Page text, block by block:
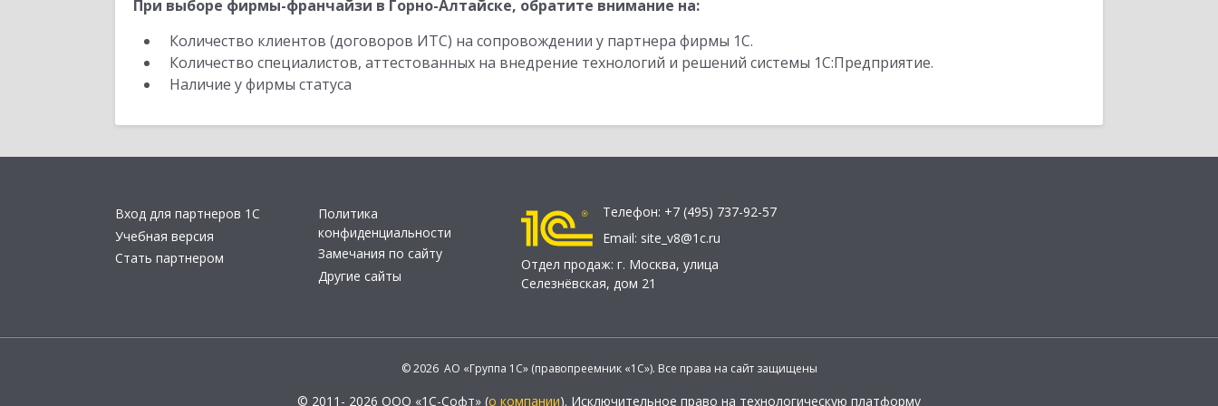
При выборе фирмы-франчайзи в Горно-Алтайске, обратите внимание на:
Количество клиентов (договоров ИТС) на сопровождении у партнера фирмы 1С.
Количество специалистов, аттестованных на внедрение технологий и решений системы 1С:Предприятие.
Наличие у фирмы статуса
Вход для партнеров 1С
Учебная версия
Стать партнером
Политика
конфиденциальности
Замечания по сайту
Другие сайты
Телефон: +7 (495) 737-92-57
Email: site_v8@1c.ru
Отдел продаж: г. Москва, улица
Селезнёвская, дом 21
© 2026 АО «Группа 1С» (правопреемник «1С»). Все права на сайт защищены
© 2011- 2026 ООО «1С-Софт» (о компании). Исключительное право на технологическую платформу